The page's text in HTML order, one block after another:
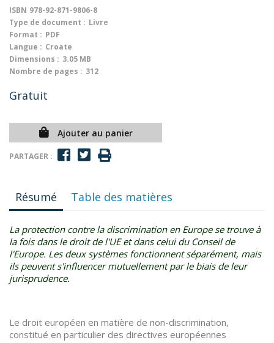
ISBN 978-92-871-9806-8
Type de document : Livre
Format : PDF
Langue : Croate
Dimensions : 3.05 MB
Nombre de pages : 312
Gratuit
Ajouter au panier
PARTAGER :
Résumé Table des matières
La protection contre la discrimination en Europe se trouve à
la fois dans le droit de l'UE et dans celui du Conseil de
l'Europe. Les deux systèmes fonctionnent séparément, mais
ils peuvent s'influencer mutuellement par le biais de leur
jurisprudence.
Le droit européen en matière de non-discrimination,
constitué en particulier des directives européennes